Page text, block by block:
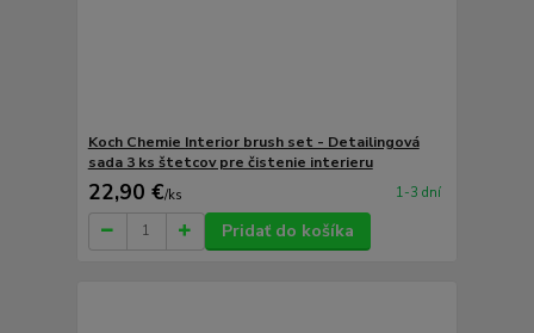
Koch Chemie Interior brush set - Detailingová
sada 3 ks štetcov pre čistenie interieru
22,90 €/ks 1-3 dní
Pridať do košíka